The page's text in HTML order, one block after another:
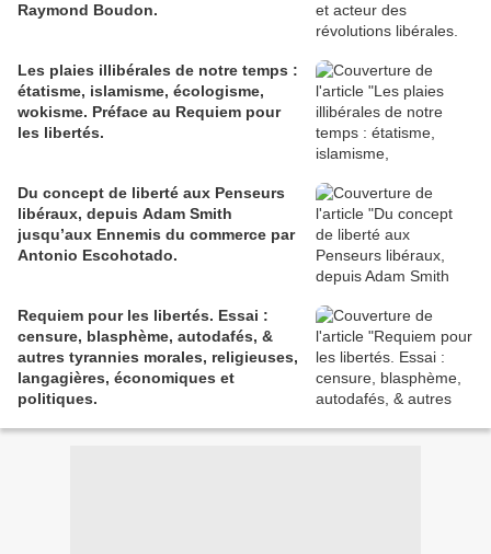
Raymond Boudon.
Les plaies illibérales de notre temps :
étatisme, islamisme, écologisme,
wokisme. Préface au Requiem pour
les libertés.
Du concept de liberté aux Penseurs
libéraux, depuis Adam Smith
jusqu’aux Ennemis du commerce par
Antonio Escohotado.
Requiem pour les libertés. Essai :
censure, blasphème, autodafés, &
autres tyrannies morales, religieuses,
langagières, économiques et
politiques.